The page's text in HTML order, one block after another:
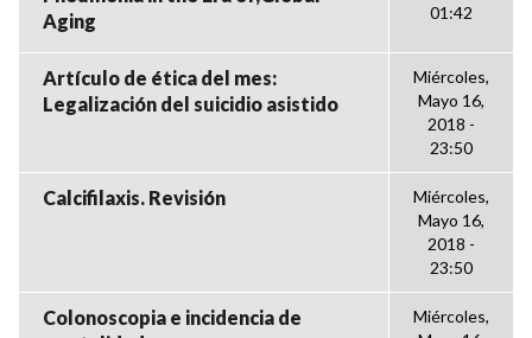
Aging
01:42
Artículo de ética del mes:
Legalización del suicidio asistido
Miércoles,
Mayo 16,
2018 -
23:50
Calcifilaxis. Revisión
Miércoles,
Mayo 16,
2018 -
23:50
Colonoscopia e incidencia de
Miércoles,